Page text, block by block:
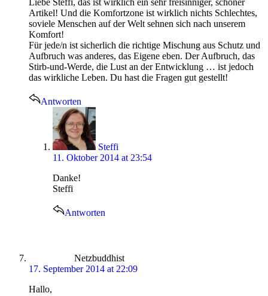
Artikel! Und die Komfortzone ist wirklich nichts Schlechtes,
soviele Menschen auf der Welt sehnen sich nach unserem
Komfort!
Für jede/n ist sicherlich die richtige Mischung aus Schutz und
Aufbruch was anderes, das Eigene eben. Der Aufbruch, das
Stirb-und-Werde, die Lust an der Entwicklung … ist jedoch
das wirkliche Leben. Du hast die Fragen gut gestellt!
Antworten
says:
Steffi
11. Oktober 2014 at 23:54
Danke!
Steffi
Antworten
Netzbuddhist
17. September 2014 at 22:09
Hallo,